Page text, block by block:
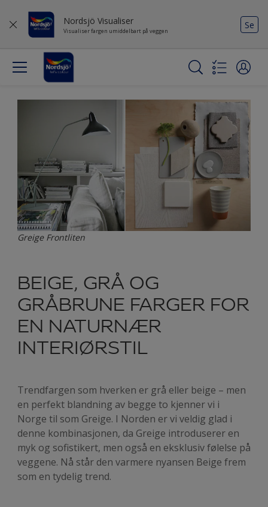
Nordsjö Visualiser
Visualiser fargen umiddelbart på veggen
Se
Greige Frontliten
BEIGE, GRÅ OG
GRÅBRUNE FARGER FOR
EN NATURNÆR
INTERIØRSTIL
Trendfargen som hverken er grå eller beige – men
en perfekt blandning av begge to kjenner vi i
Norge til som Greige. I Norden er vi veldig glad i
denne kombinasjonen, da Greige introduserer en
myk og sofistikert, men også en eksklusiv følelse på
veggene. Nå står den varmere nyansen Beige frem
som en tydelig trend.